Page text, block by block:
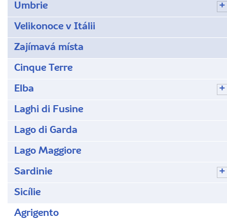
Umbrie
Velikonoce v Itálii
Zajímavá místa
Cinque Terre
Elba
Laghi di Fusine
Lago di Garda
Lago Maggiore
Sardinie
Sicílie
Agrigento